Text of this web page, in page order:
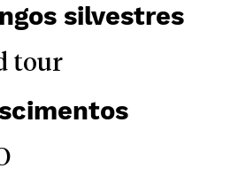
silvestres
tour